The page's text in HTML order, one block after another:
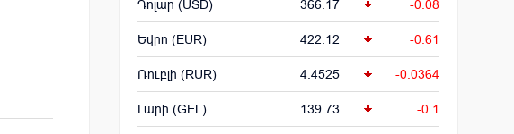
Դոլար (USD) 366.17 -0.08
Եվրո (EUR) 422.12 -0.61
Ռուբլի (RUR) 4.4525 -0.0364
Լարի (GEL) 139.73 -0.1